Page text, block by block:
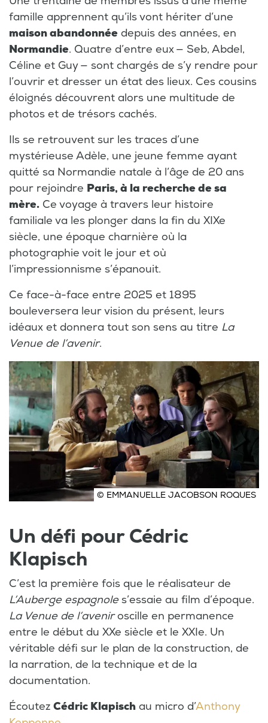
famille apprennent qu’ils vont hériter d’une
maison abandonnée depuis des années, en
Normandie. Quatre d’entre eux — Seb, Abdel,
Céline et Guy — sont chargés de s’y rendre pour
l’ouvrir et dresser un état des lieux. Ces cousins
éloignés découvrent alors une multitude de
photos et de trésors cachés.
Ils se retrouvent sur les traces d’une
mystérieuse Adèle, une jeune femme ayant
quitté sa Normandie natale à l’âge de 20 ans
pour rejoindre Paris, à la recherche de sa
mère. Ce voyage à travers leur histoire
familiale va les plonger dans la fin du XIXe
siècle, une époque charnière où la
photographie voit le jour et où
l’impressionnisme s’épanouit.
Ce face-à-face entre 2025 et 1895
bouleversera leur vision du présent, leurs
idéaux et donnera tout son sens au titre La
Venue de l’avenir.
© EMMANUELLE JACOBSON ROQUES
Un défi pour Cédric
Klapisch
C’est la première fois que le réalisateur de
L’Auberge espagnoles’essaie au film d’époque.
La Venue de l’aveniroscille en permanence
entre le début du XXe siècle et le XXIe. Un
véritable défi sur le plan de la construction, de
la narration, de la technique et de la
documentation.
Écoutez Cédric Klapisch au micro d’Anthony